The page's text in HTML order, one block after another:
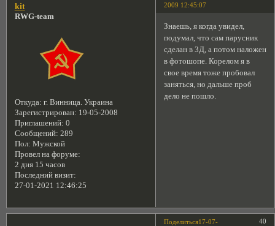
2009 12:45:07
kit
RWG-team
Откуда: г. Винница. Украина
Зарегистрирован: 19-05-2008
Приглашений: 0
Сообщений: 289
Пол: Мужской
Провел на форуме:
2 дня 15 часов
Последний визит:
27-01-2021 12:46:25
Знаешь, я когда увидел,
подумал, что сам парусник
сделан в 3Д, а потом наложен
в фотошопе. Корелом я в
свое время тоже пробовал
заняться, но дальше проб
дело не пошло.
Поделиться 40
17-07-